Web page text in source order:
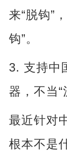
来“脱钩”
钩”。
3. 支持中
器，不当“
最近针对
根本不是